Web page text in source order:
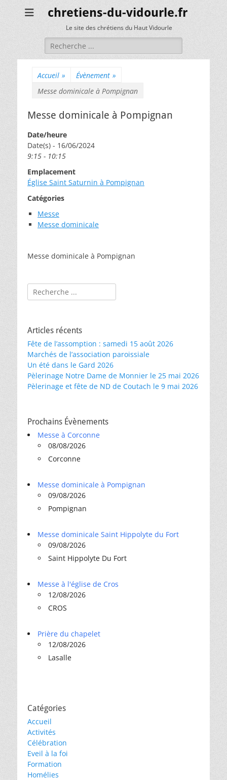
chretiens-du-vidourle.fr
Le site des chrétiens du Haut Vidourle
Rechercher :
Accueil » Évènement »
Messe dominicale à Pompignan
Messe dominicale à Pompignan
Date/heure
Date(s) - 16/06/2024
9:15 - 10:15
Emplacement
Église Saint Saturnin à Pompignan
Catégories
Messe
Messe dominicale
Messe dominicale à Pompignan
Rechercher :
Articles récents
Fête de l’assomption : samedi 15 août 2026
Marchés de l’association paroissiale
Un été dans le Gard 2026
Pèlerinage Notre Dame de Monnier le 25 mai 2026
Pèlerinage et fête de ND de Coutach le 9 mai 2026
Prochains Évènements
Messe à Corconne
08/08/2026
Corconne
Messe dominicale à Pompignan
09/08/2026
Pompignan
Messe dominicale Saint Hippolyte du Fort
09/08/2026
Saint Hippolyte Du Fort
Messe à l'église de Cros
12/08/2026
CROS
Prière du chapelet
12/08/2026
Lasalle
Catégories
Accueil
Activités
Célébration
Eveil à la foi
Formation
Homélies